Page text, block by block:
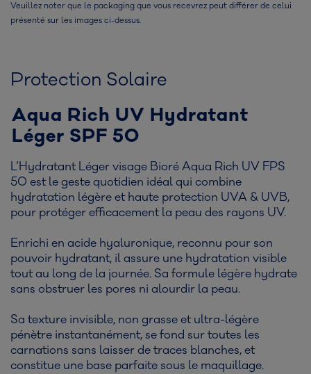
Veuillez noter que le packaging que vous recevrez peut différer de celui
présenté sur les images ci-dessus.
Protection Solaire
Aqua Rich UV Hydratant
Léger SPF 50
L’Hydratant Léger visage Bioré Aqua Rich UV FPS
50 est le geste quotidien idéal qui combine
hydratation légère et haute protection UVA & UVB,
pour protéger efficacement la peau des rayons UV.
Enrichi en acide hyaluronique, reconnu pour son
pouvoir hydratant, il assure une hydratation visible
tout au long de la journée. Sa formule légère hydrate
sans obstruer les pores ni alourdir la peau.
Sa texture invisible, non grasse et ultra-légère
pénètre instantanément, se fond sur toutes les
carnations sans laisser de traces blanches, et
constitue une base parfaite sous le maquillage.